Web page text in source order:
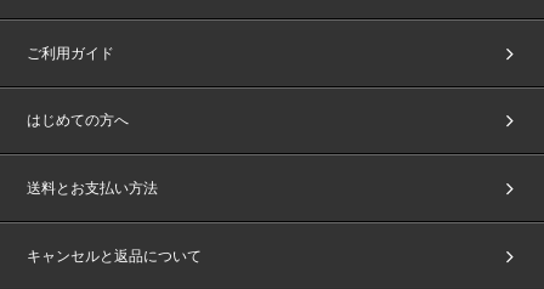
ご利用ガイド
はじめての方へ
送料とお支払い方法
キャンセルと返品について